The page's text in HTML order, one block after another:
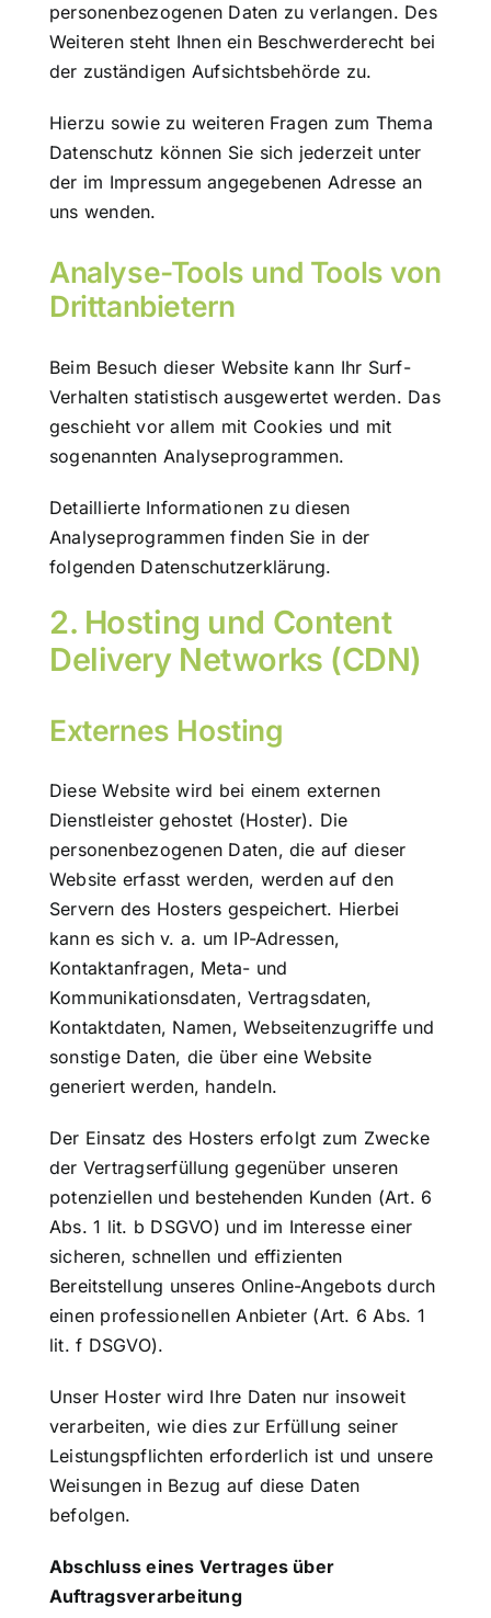
personenbezogenen Daten zu verlangen. Des
Weiteren steht Ihnen ein Beschwerderecht bei
der zuständigen Aufsichtsbehörde zu.
Hierzu sowie zu weiteren Fragen zum Thema
Datenschutz können Sie sich jederzeit unter
der im Impressum angegebenen Adresse an
uns wenden.
Analyse-Tools und Tools von
Drittanbietern
Beim Besuch dieser Website kann Ihr Surf-
Verhalten statistisch ausgewertet werden. Das
geschieht vor allem mit Cookies und mit
sogenannten Analyseprogrammen.
Detaillierte Informationen zu diesen
Analyseprogrammen finden Sie in der
folgenden Datenschutzerklärung.
2. Hosting und Content
Delivery Networks (CDN)
Externes Hosting
Diese Website wird bei einem externen
Dienstleister gehostet (Hoster). Die
personenbezogenen Daten, die auf dieser
Website erfasst werden, werden auf den
Servern des Hosters gespeichert. Hierbei
kann es sich v. a. um IP-Adressen,
Kontaktanfragen, Meta- und
Kommunikationsdaten, Vertragsdaten,
Kontaktdaten, Namen, Webseitenzugriffe und
sonstige Daten, die über eine Website
generiert werden, handeln.
Der Einsatz des Hosters erfolgt zum Zwecke
der Vertragserfüllung gegenüber unseren
potenziellen und bestehenden Kunden (Art. 6
Abs. 1 lit. b DSGVO) und im Interesse einer
sicheren, schnellen und effizienten
Bereitstellung unseres Online-Angebots durch
einen professionellen Anbieter (Art. 6 Abs. 1
lit. f DSGVO).
Unser Hoster wird Ihre Daten nur insoweit
verarbeiten, wie dies zur Erfüllung seiner
Leistungspflichten erforderlich ist und unsere
Weisungen in Bezug auf diese Daten
befolgen.
Abschluss eines Vertrages über
Auftragsverarbeitung